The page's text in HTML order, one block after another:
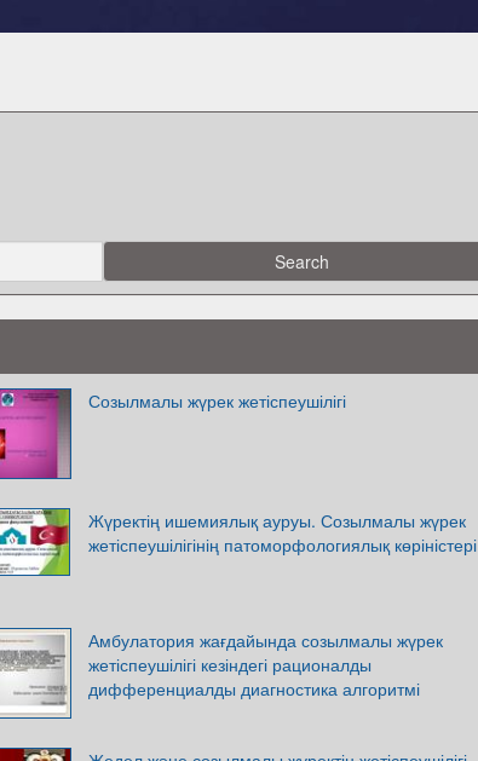
Созылмалы жүрек жетіспеушілігі
Жүректің ишемиялық ауруы. Созылмалы жүрек
жетіспеушілігінің патоморфологиялық көріністері
Амбулатория жағдайында созылмалы жүрек
жетіспеушілігі кезіндегі рационалды
дифференциалды диагностика алгоритмі